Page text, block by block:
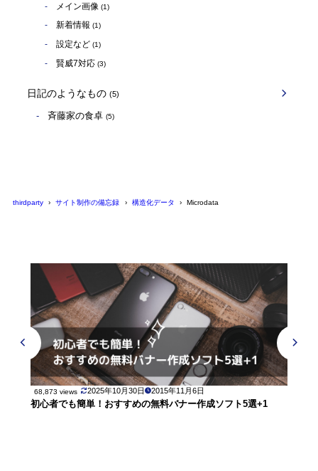
メイン画像 (1)
新着情報 (1)
設定など (1)
賢威7対応 (3)
日記のようなもの (5)
斉藤家の食卓 (5)
thirdparty サイト制作の備忘録 構造化データ Microdata
68,873 views 2025年10月30日 2015年11月6日
初心者でも簡単！おすすめの無料バナー作成ソフト5選+1